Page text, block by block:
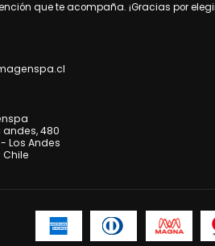
que te acompaña. ¡Gracias por
480
Los Andes